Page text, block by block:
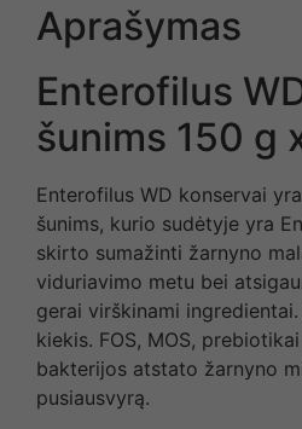
Aprašymas
Enterofilus
šunims 150 g
Enterofilus WD konservai
šunims, kurio sudėtyje yra
skirto sumažinti žarnyno
viduriavimo metu bei
gerai virškinami
kiekis. FOS, MOS,
bakterijos atstato žarnyno
pusiausvyrą.